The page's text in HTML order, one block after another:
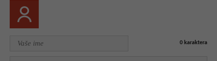
0 karaktera